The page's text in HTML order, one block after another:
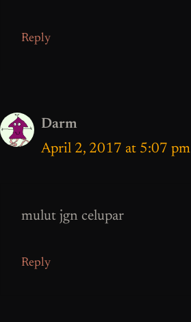
Reply
Darm
April 2, 2017 at 5:07 pm
mulut jgn celupar
Reply